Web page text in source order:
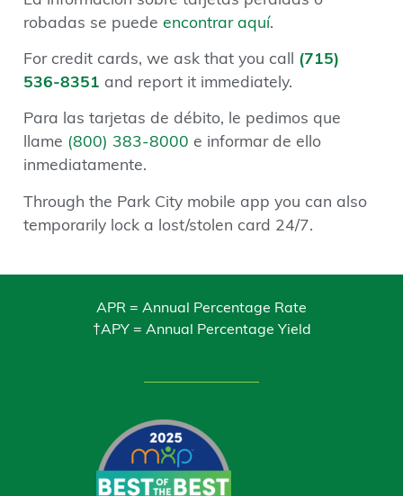
robadas se puede encontrar aquí.
For credit cards, we ask that you call (715)
536-8351 and report it immediately.
Para las tarjetas de débito, le pedimos que
llame (800) 383-8000 e informar de ello
inmediatamente.
Through the Park City mobile app you can also
temporarily lock a lost/stolen card 24/7.
APR = Annual Percentage Rate
†APY = Annual Percentage Yield